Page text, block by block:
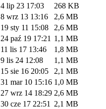
4 lip 23 17:03
268 KB
8 wrz 13 13:16
2,6 MB
19 sty 11 15:08
2,6 MB
24 paź 19 17:21 1,1 MB
11 lis 17 13:46
1,8 MB
9 lis 24 12:08
1,1 MB
15 sie 16 20:05
2,1 MB
31 mar 10 15:16 1,0 MB
27 wrz 14 18:29 2,6 MB
30 cze 17 22:51
2,1 MB